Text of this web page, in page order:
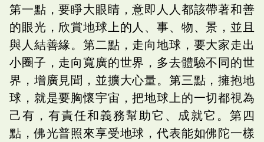
第一點，要睜大眼睛，意即人人都該帶著和善
的眼光，欣賞地球上的人、事、物、景，並且
與人結善緣。第二點，走向地球，要大家走出
小圈子，走向寬廣的世界，多去體驗不同的世
界，增廣見聞，並擴大心量。第三點，擁抱地
球，就是要胸懷宇宙，把地球上的一切都視為
己有，有責任和義務幫助它、成就它。第四
點，佛光普照來享受地球，代表能如佛陀一樣